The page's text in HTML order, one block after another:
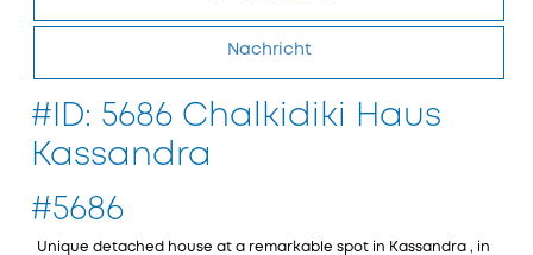
Nachricht
#ID: 5686 Chalkidiki Haus
Kassandra
#5686
Unique detached house at a remarkable spot in Kassandra , in